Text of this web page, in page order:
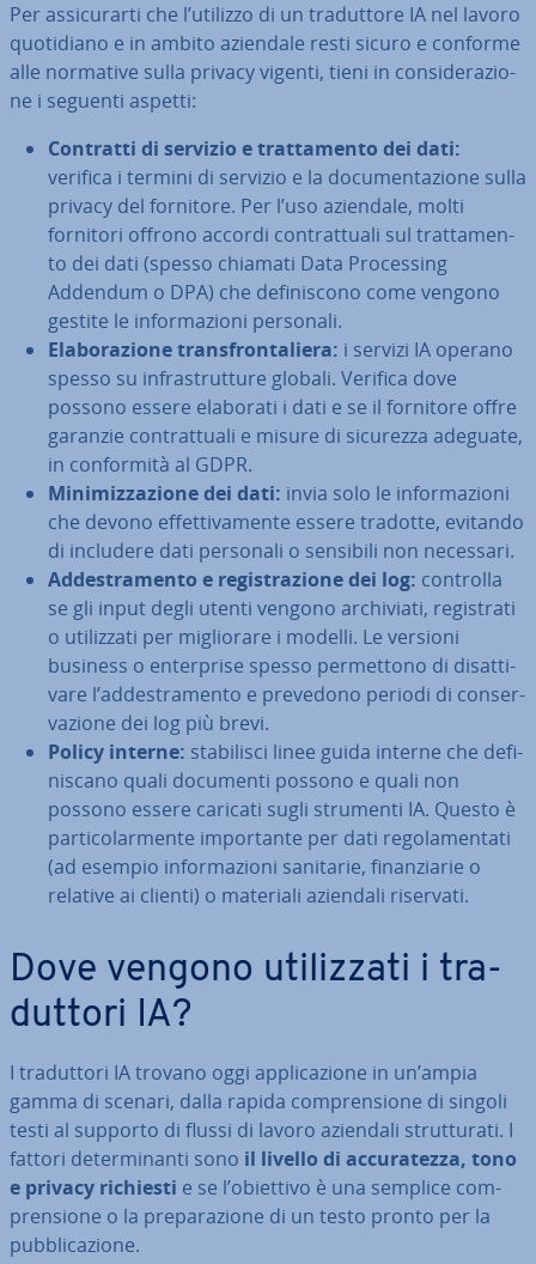
Per as­si­cu­rar­ti che l’utilizzo di un tra­dut­to­re IA nel lavoro
quo­ti­dia­no e in ambito aziendale resti sicuro e conforme
alle normative sulla privacy vigenti, tieni in con­si­de­ra­zio­
ne i seguenti aspetti:
Contratti di servizio e trat­ta­men­to dei dati:
verifica i termini di servizio e la do­cu­men­ta­zio­ne sulla
privacy del fornitore. Per l’uso aziendale, molti
fornitori offrono accordi con­trat­tua­li sul trat­ta­men­
to dei dati (spesso chiamati Data Pro­ces­sing
Addendum o DPA) che de­fi­ni­sco­no come vengono
gestite le in­for­ma­zio­ni personali.
Ela­bo­ra­zio­ne tran­sfron­ta­lie­ra: i servizi IA operano
spesso su in­fra­strut­tu­re globali. Verifica dove
possono essere elaborati i dati e se il fornitore offre
garanzie con­trat­tua­li e misure di sicurezza adeguate,
in con­for­mi­tà al GDPR.
Mi­ni­miz­za­zio­ne dei dati: invia solo le in­for­ma­zio­ni
che devono ef­fet­ti­va­men­te essere tradotte, evitando
di includere dati personali o sensibili non necessari.
Ad­de­stra­men­to e re­gi­stra­zio­ne dei log: controlla
se gli input degli utenti vengono ar­chi­via­ti, re­gi­stra­ti
o uti­liz­za­ti per mi­glio­ra­re i modelli. Le versioni
business o en­ter­pri­se spesso per­met­to­no di di­sat­ti­
va­re l’ad­de­stra­men­to e prevedono periodi di con­ser­
va­zio­ne dei log più brevi.
Policy interne: sta­bi­li­sci linee guida interne che de­fi­
ni­sca­no quali documenti possono e quali non
possono essere caricati sugli strumenti IA. Questo è
par­ti­co­lar­men­te im­por­tan­te per dati re­go­la­men­ta­ti
(ad esempio in­for­ma­zio­ni sanitarie, fi­nan­zia­rie o
relative ai clienti) o materiali aziendali riservati.
Dove vengono uti­liz­za­ti i tra­
dut­to­ri IA?
I tra­dut­to­ri IA trovano oggi ap­pli­ca­zio­ne in un’ampia
gamma di scenari, dalla rapida com­pren­sio­ne di singoli
testi al supporto di flussi di lavoro aziendali strut­tu­ra­ti. I
fattori de­ter­mi­nan­ti sono il livello di ac­cu­ra­tez­za, tono
e privacy richiesti e se l’obiettivo è una semplice com­
pren­sio­ne o la pre­pa­ra­zio­ne di un testo pronto per la
pub­bli­ca­zio­ne.